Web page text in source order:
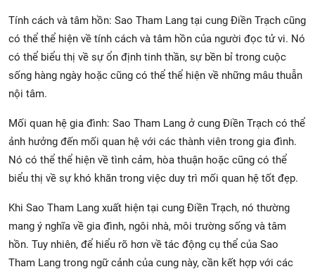
Tính cách và tâm hồn: Sao Tham Lang tại cung Điền Trạch cũng
có thể thể hiện về tính cách và tâm hồn của người đọc tử vi. Nó
có thể biểu thị về sự ổn định tinh thần, sự bền bỉ trong cuộc
sống hàng ngày hoặc cũng có thể thể hiện về những mâu thuẫn
nội tâm.
Mối quan hệ gia đình: Sao Tham Lang ở cung Điền Trạch có thể
ảnh hưởng đến mối quan hệ với các thành viên trong gia đình.
Nó có thể thể hiện về tình cảm, hòa thuận hoặc cũng có thể
biểu thị về sự khó khăn trong việc duy trì mối quan hệ tốt đẹp.
Khi Sao Tham Lang xuất hiện tại cung Điền Trạch, nó thường
mang ý nghĩa về gia đình, ngôi nhà, môi trường sống và tâm
hồn. Tuy nhiên, để hiểu rõ hơn về tác động cụ thể của Sao
Tham Lang trong ngữ cảnh của cung này, cần kết hợp với các